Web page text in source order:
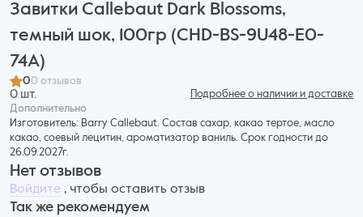
Завитки Callebaut Dark Blossoms,
темный шок, 100гр (CHD-BS-9U48-E0-
74A)
00 отзывов
0 шт.
Подробнее о наличии и доставке
Дополнительнo
Изготовитель: Barry Callebaut. Состав сахар, какао тертое, масло
какао, соевый лецитин, ароматизатор ваниль. Срок годности до
26.09.2027г.
Нет отзывов
Войдите , чтобы оставить отзыв
Так же рекомендуем